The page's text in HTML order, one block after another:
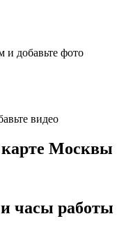
и добавьте фото
видео
карте Москвы
часы работы